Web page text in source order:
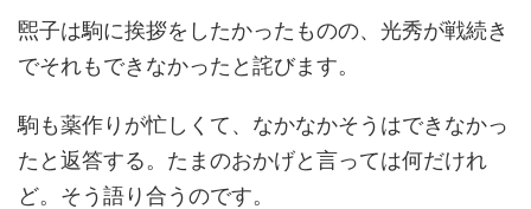
煕子は駒に挨拶をしたかったものの、光秀が戦続き
でそれもできなかったと詫びます。
駒も薬作りが忙しくて、なかなかそうはできなかっ
たと返答する。たまのおかげと言っては何だけれ
ど。そう語り合うのです。